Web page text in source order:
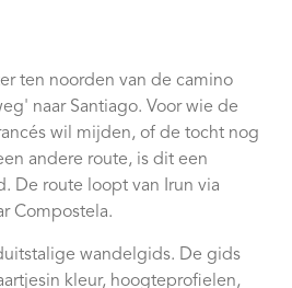
ten noorden van de camino
naar Santiago. Voor wie de
wil mijden, of de tocht nog
andere route, is dit een
De route loopt van Irun via
Compostela.
wandelgids. De gids
kleur, hoogteprofielen,